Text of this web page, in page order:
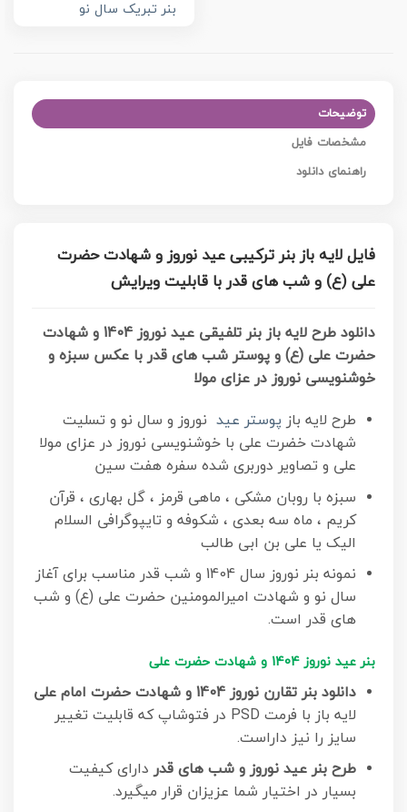
بنر تبریک سال نو
توضیحات
مشخصات فایل
راهنمای دانلود
فایل لایه باز بنر ترکیبی عید نوروز و شهادت حضرت
علی (ع) و شب های قدر با قابلیت ویرایش
دانلود طرح لایه باز بنر تلفیقی عید نوروز 1404 و شهادت
حضرت علی (ع) و پوستر شب های قدر با عکس سبزه و
خوشنویسی نوروز در عزای مولا
طرح لایه باز پوستر عید نوروز و سال نو و تسلیت
شهادت خضرت علی با خوشنویسی نوروز در عزای مولا
علی و تصاویر دوربری شده سفره هفت سین
سبزه با روبان مشکی ، ماهی قرمز ، گل بهاری ، قرآن
کریم ، ماه سه بعدی ، شکوفه و تایپوگرافی السلام
الیک یا علی بن ابی طالب
نمونه بنر نوروز سال 1404 و شب قدر مناسب برای آغاز
سال نو و شهادت امیرالمومنین حضرت علی (ع) و شب
های قدر است.
بنر عید نوروز 1404 و شهادت حضرت علی
دانلود بنر تقارن نوروز 1404 و شهادت حضرت امام علی
لایه باز با فرمت PSD در فتوشاپ که قابلیت تغییر
سایز را نیز داراست.
طرح بنر عید نوروز و شب های قدر دارای کیفیت
بسیار در اختیار شما عزیزان قرار میگیرد.